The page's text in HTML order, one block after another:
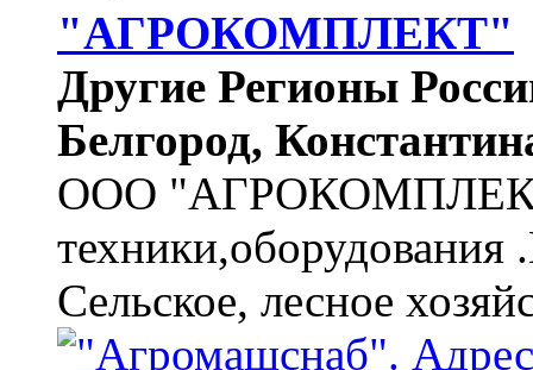
"АГРОКОМПЛЕКТ"
Другие Регионы
Белгород,
ООО "АГРОКОМПЛЕКТ"
техники,оборудования
Сельское, лесное